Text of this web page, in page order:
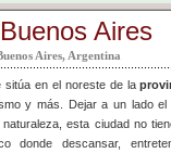
Aires
Aires, Argentina
sitúa en el noreste de la
y más. Dejar a un lado
esta ciudad no
donde descansar,